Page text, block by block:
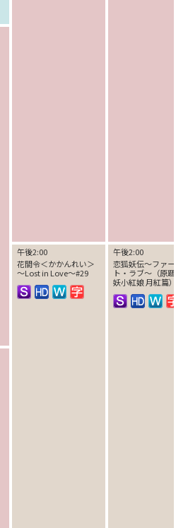
午後2:00
花間令＜かかんれい＞
～Lost in Love～#29
午後2:00
恋狐妖伝～ファース
ト・ラブ～（原題：
妖小紅娘 月紅篇）